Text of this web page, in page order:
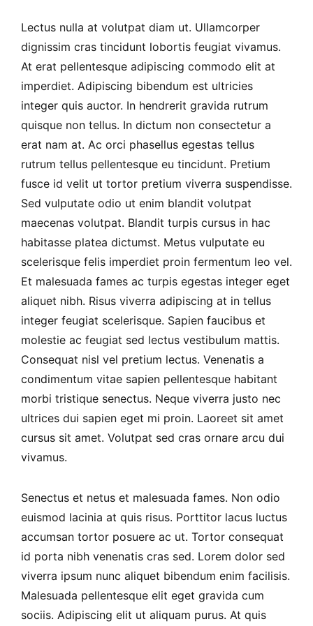
Lectus nulla at volutpat diam ut. Ullamcorper
dignissim cras tincidunt lobortis feugiat vivamus.
At erat pellentesque adipiscing commodo elit at
imperdiet. Adipiscing bibendum est ultricies
integer quis auctor. In hendrerit gravida rutrum
quisque non tellus. In dictum non consectetur a
erat nam at. Ac orci phasellus egestas tellus
rutrum tellus pellentesque eu tincidunt. Pretium
fusce id velit ut tortor pretium viverra suspendisse.
Sed vulputate odio ut enim blandit volutpat
maecenas volutpat. Blandit turpis cursus in hac
habitasse platea dictumst. Metus vulputate eu
scelerisque felis imperdiet proin fermentum leo vel.
Et malesuada fames ac turpis egestas integer eget
aliquet nibh. Risus viverra adipiscing at in tellus
integer feugiat scelerisque. Sapien faucibus et
molestie ac feugiat sed lectus vestibulum mattis.
Consequat nisl vel pretium lectus. Venenatis a
condimentum vitae sapien pellentesque habitant
morbi tristique senectus. Neque viverra justo nec
ultrices dui sapien eget mi proin. Laoreet sit amet
cursus sit amet. Volutpat sed cras ornare arcu dui
vivamus.
Senectus et netus et malesuada fames. Non odio
euismod lacinia at quis risus. Porttitor lacus luctus
accumsan tortor posuere ac ut. Tortor consequat
id porta nibh venenatis cras sed. Lorem dolor sed
viverra ipsum nunc aliquet bibendum enim facilisis.
Malesuada pellentesque elit eget gravida cum
sociis. Adipiscing elit ut aliquam purus. At quis